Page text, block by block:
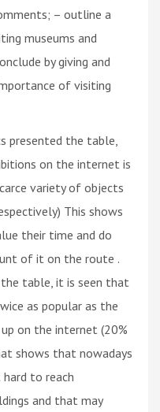
– outline a
museums and
by giving and
of visiting
presented the table,
on the internet is
variety of objects
This shows
their time and do
of it on the route .
table, it is seen that
as popular as the
on the internet (20%
shows that nowadays
to reach
and that may